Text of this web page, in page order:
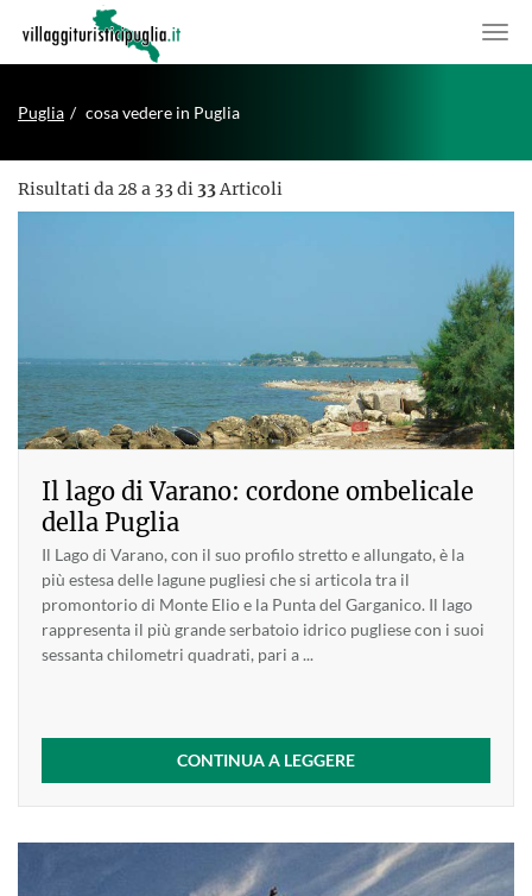
Puglia cosa vedere in Puglia
Risultati da 28 a 33 di 33Articoli
Il lago di Varano: cordone ombelicale
della Puglia
Il Lago di Varano, con il suo profilo stretto e allungato, è la
più estesa delle lagune pugliesi che si articola tra il
promontorio di Monte Elio e la Punta del Garganico. Il lago
rappresenta il più grande serbatoio idrico pugliese con i suoi
sessanta chilometri quadrati, pari a ...
CONTINUA A LEGGERE